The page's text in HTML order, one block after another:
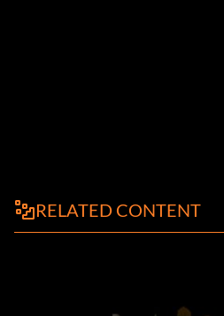
RELATED CONTENT